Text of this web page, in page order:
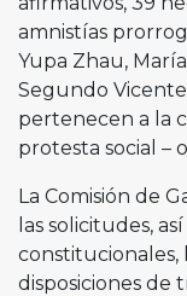
amnistías
Yupa Zhau,
Segundo
pertenecen a la
protesta social –
La Comisión de
las solicitudes,
constitucionales,
disposiciones de